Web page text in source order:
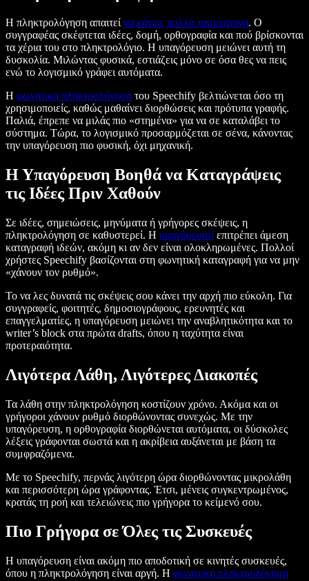
Η πληκτρολόγηση απαιτεί να κάνεις πολλά ταυτόχρονα. Ο
συγγραφέας σκέφτεται ιδέες, δομή, ορθογραφία και πού βρίσκονται
τα χέρια του στο πληκτρολόγιο. Η υπαγόρευση μειώνει αυτή τη
δυσκολία. Μιλώντας φυσικά, εστιάζεις μόνο σε όσα θες να πεις
ενώ το λογισμικό γράφει αυτόματα.
Η φωνητική πληκτρολόγηση του Speechify βελτιώνεται όσο τη
χρησιμοποιείς, καθώς μαθαίνει διορθώσεις και πρότυπα γραφής.
Παλιά, έπρεπε να μιλάς πιο «στημένα» για να σε καταλάβει το
σύστημα. Τώρα, το λογισμικό προσαρμόζεται σε σένα, κάνοντας
την υπαγόρευση πιο φυσική, όχι μηχανική.
Η Υπαγόρευση Βοηθά να Καταγράψεις
τις Ιδέες Πριν Χαθούν
Σε ιδέες, σημειώσεις, μηνύματα ή γρήγορες σκέψεις, η
πληκτρολόγηση σε καθυστερεί. Η υπαγόρευση επιτρέπει άμεση
καταγραφή ιδεών, ακόμη κι αν δεν είναι ολοκληρωμένες. Πολλοί
χρήστες Speechify βασίζονται στη φωνητική καταγραφή για να μην
«χάνουν τον ρυθμό».
Το να λες δυνατά τις σκέψεις σου κάνει την αρχή πιο εύκολη. Για
συγγραφείς, φοιτητές, δημοσιογράφους, ερευνητές και
επαγγελματίες, η υπαγόρευση μειώνει την αναβλητικότητα και το
writer’s block στα πρώτα drafts, όπου η ταχύτητα είναι
προτεραιότητα.
Λιγότερα Λάθη, Λιγότερες Διακοπές
Τα λάθη στην πληκτρολόγηση κοστίζουν χρόνο. Ακόμα και οι
γρήγοροι χάνουν ρυθμό διορθώνοντας συνεχώς. Με την
υπαγόρευση, η ορθογραφία διορθώνεται αυτόματα, οι δύσκολες
λέξεις γράφονται σωστά και η ακρίβεια αυξάνεται με βάση τα
συμφραζόμενα.
Με το Speechify, περνάς λιγότερη ώρα διορθώνοντας μικρολάθη
και περισσότερη ώρα γράφοντας. Έτσι, μένεις συγκεντρωμένος,
κρατάς τη ροή και τελειώνεις πιο γρήγορα το κείμενό σου.
Πιο Γρήγορα σε Όλες τις Συσκευές
Η υπαγόρευση είναι ακόμη πιο αποδοτική σε κινητές συσκευές,
όπου η πληκτρολόγηση είναι αργή. Η φωνητική πληκτρολόγηση